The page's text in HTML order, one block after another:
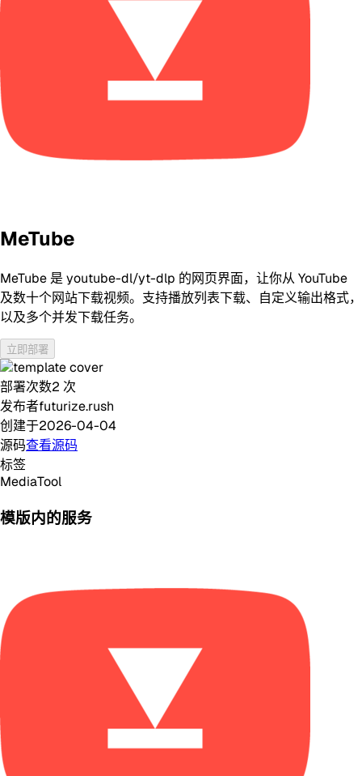
MeTube
MeTube 是 youtube-dl/yt-dlp 的网页界面，让你从 YouTube
及数十个网站下载视频。支持播放列表下载、自定义输出格式，
以及多个并发下载任务。
立即部署
部署次数2 次
发布者futurize.rush
创建于2026-04-04
源码查看源码
标签
MediaTool
模版内的服务